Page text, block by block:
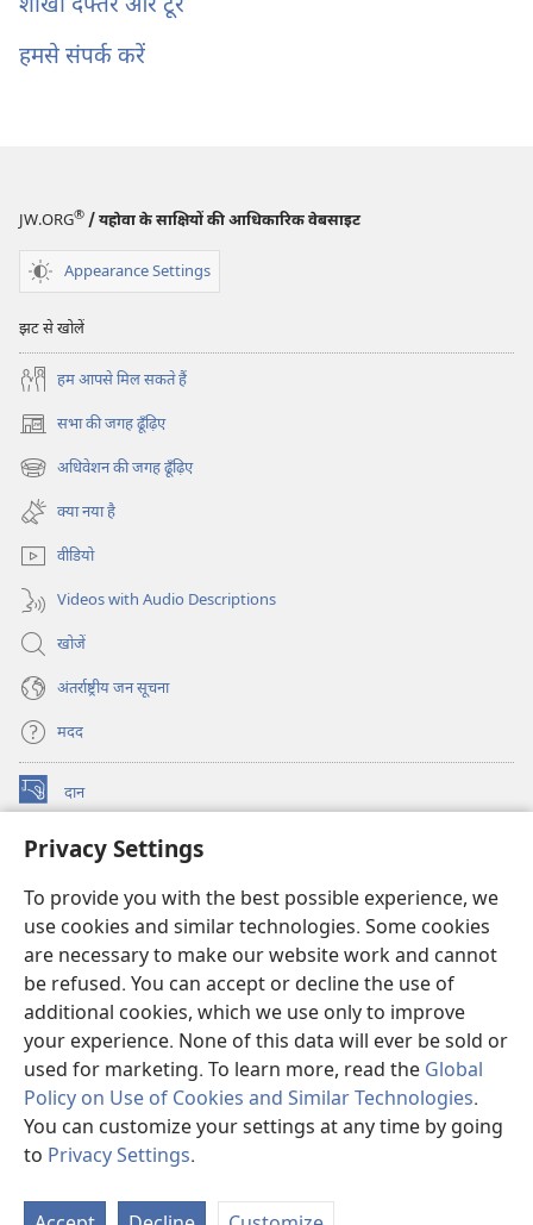
Privacy Settings
To provide you with the best possible experience, we
use cookies and similar technologies. Some cookies
are necessary to make our website work and cannot
be refused. You can accept or decline the use of
additional cookies, which we use only to improve
your experience. None of this data will ever be sold or
used for marketing. To learn more, read the Global
Policy on Use of Cookies and Similar Technologies.
You can customize your settings at any time by going
to Privacy Settings.
शाखा दफ्तर और टूर
हमसे संपर्क करें
JW.ORG® / यहोवा के साक्षियों की आधिकारिक वेबसाइट
Appearance Settings
झट से खोलें
हम आपसे मिल सकते हैं
सभा की जगह ढूँढ़िए
(opens
new
window)
अधिवेशन की जगह ढूँढ़िए
(opens
new
window)
क्या नया है
वीडियो
Videos with Audio Descriptions
खोजें
अंतर्राष्ट्रीय जन सूचना
मदद
दान
(opens
window)
वॉचटावर ऑनलाइन लाइब्रेरी
new
JW Hub ®
(opens
new
window)
ऐप
वॉचटावर लाइब्रेरी
Copyright© 2026 Watch Tower Bible and Tract Society of Pennsylvania.
इस्तेमाल की शर्तें